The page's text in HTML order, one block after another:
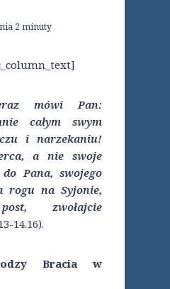
2 minuty
mówi Pan:
całym swym
i narzekaniu!
a nie swoje
Pana, swojego
rogu na Syjonie,
zwołajcie
14.16).
Bracia w